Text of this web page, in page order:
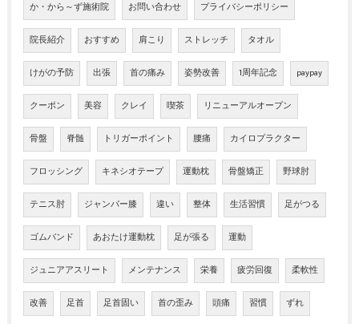
か・から～ず施術院 お問い合わせ プライバシーポリシー
院長紹介 おすすめ 肩こり ストレッチ タオル
けがの予防 出張 首の痛み 姿勢改善 1周年記念 paypay
クーポン 美容 クレイ 喫茶 リニューアルオープン
骨盤 脊髄 トリガーポイント 腰痛 カイロプラクター
フロッシング キネシオテープ 運動枕 骨盤矯正 野球肘
テニス肘 ジャンパー膝 違い 整体 生活習慣 足がつる
ゴムバンド あおたけ運動枕 足が張る 運動
ジュニアアスリート メンテナンス 栄養 疲労回復 柔軟性
改善 足首 足首固い 首の歪み 頭痛 習慣 ずれ